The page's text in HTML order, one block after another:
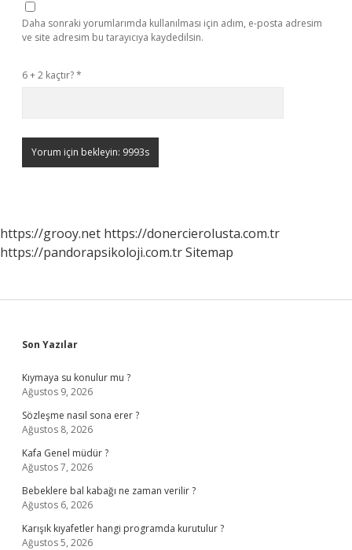
Daha sonraki yorumlarımda kullanılması için adım, e-posta adresim
ve site adresim bu tarayıcıya kaydedilsin.
6 + 2 kaçtır?*
https://grooy.net https://donercierolusta.com.tr
https://pandorapsikoloji.com.trSitemap
Sidebar
Son Yazılar
Kıymaya su konulur mu ?
Ağustos 9, 2026
Sözleşme nasıl sona erer ?
Ağustos 8, 2026
Kafa Genel müdür ?
Ağustos 7, 2026
Bebeklere bal kabağı ne zaman verilir ?
Ağustos 6, 2026
Karışık kıyafetler hangi programda kurutulur ?
Ağustos 5, 2026